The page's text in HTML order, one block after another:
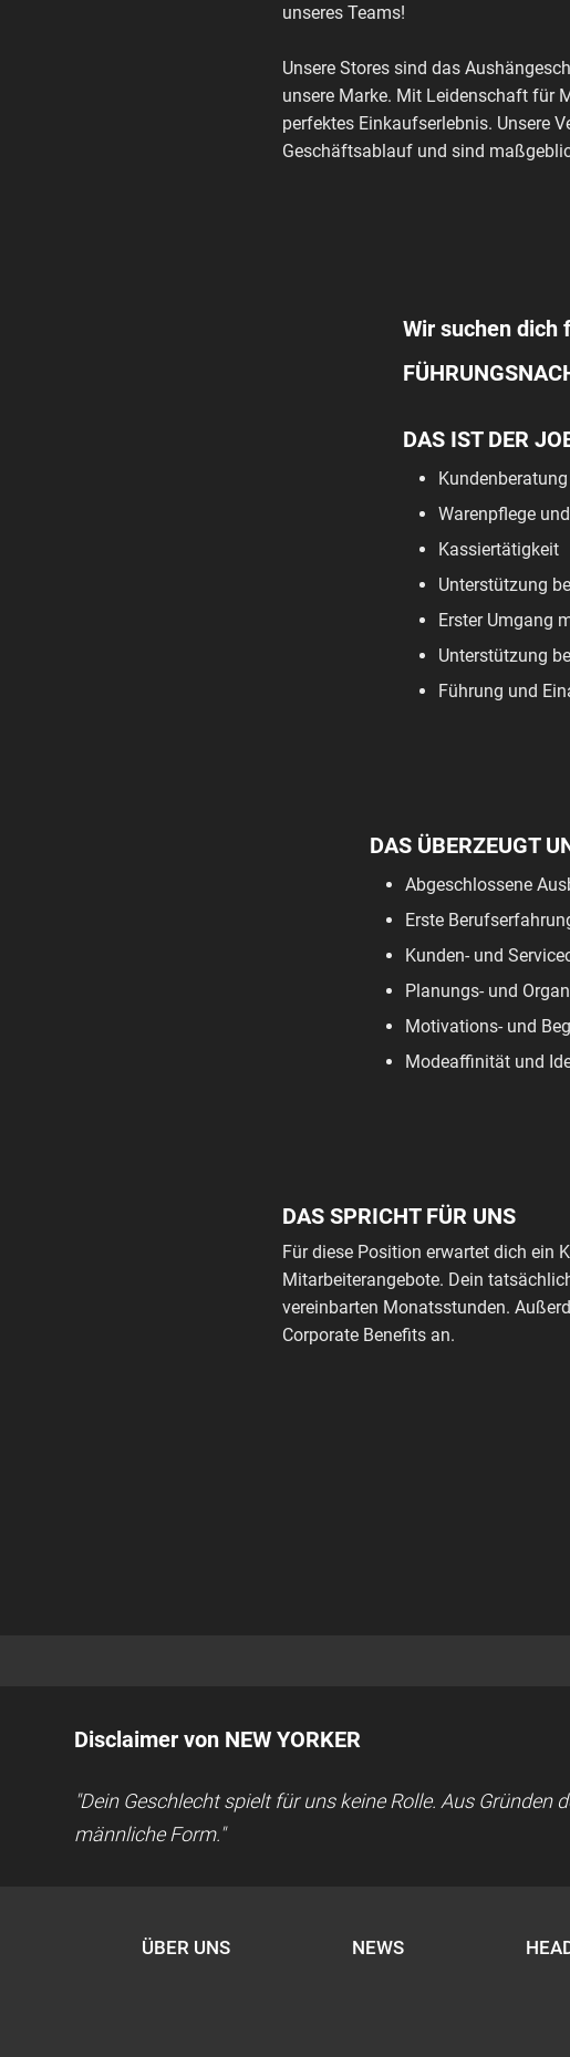
unseres Teams!
Unsere Stores sind das
unsere Marke. Mit Leidenschaft für
perfektes Einkaufserlebnis. Unsere
Geschäftsablauf und sind
Wir suchen dich
DAS IST DER
Warenpflege
Kassiertätigkeit
Unterstützung
Erster Umgang
Unterstützung
Führung und
DAS ÜBERZEUGT
Abgeschlossene
Erste
Kunden- und
Planungs- und
Motivations- und
Modeaffinität und
DAS SPRICHT FÜR UNS
Für diese Position erwartet dich ein
Mitarbeiterangebote. Dein
vereinbarten Monatsstunden.
Corporate Benefits an.
Disclaimer von NEW YORKER
"Dein Geschlecht spielt für uns keine Rolle. Aus
männliche Form."
ÜBER UNS NEWS